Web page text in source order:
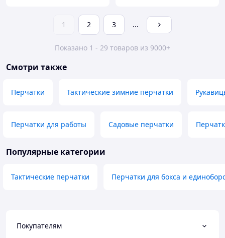
1 2 3 ...
Показано 1 - 29 товаров из 9000+
Смотри также
Перчатки Тактические зимние перчатки
Перчатки для работы Садовые перчатки
Популярные категории
Тактические перчатки Перчатки для бокса и
Покупателям